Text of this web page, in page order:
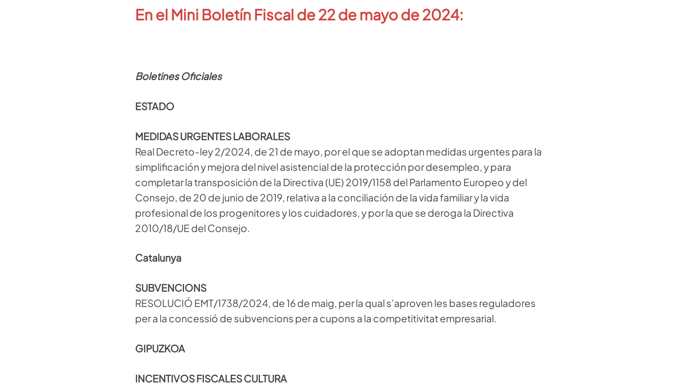
En el Mini Boletín Fiscal de 22 de mayo de 2024:
Boletines Oficiales
ESTADO
MEDIDAS URGENTES LABORALES
Real Decreto-ley 2/2024, de 21 de mayo, por el que se adoptan medidas urgentes para la
simplificación y mejora del nivel asistencial de la protección por desempleo, y para
completar la transposición de la Directiva (UE) 2019/1158 del Parlamento Europeo y del
Consejo, de 20 de junio de 2019, relativa a la conciliación de la vida familiar y la vida
profesional de los progenitores y los cuidadores, y por la que se deroga la Directiva
2010/18/UE del Consejo.
Catalunya
SUBVENCIONS
RESOLUCIÓ EMT/1738/2024, de 16 de maig, per la qual s’aproven les bases reguladores
per a la concessió de subvencions per a cupons a la competitivitat empresarial.
GIPUZKOA
INCENTIVOS FISCALES CULTURA